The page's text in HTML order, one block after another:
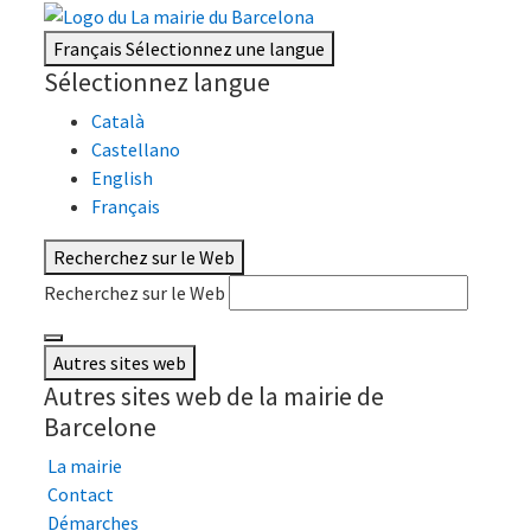
FrançaisSélectionnez une langue
Sélectionnez langue
Català
Castellano
English
Français
Recherchez sur le Web
Recherchez sur le Web
Autres sites web
Autres sites web de la mairie de
Barcelone
La mairie
Contact
Démarches